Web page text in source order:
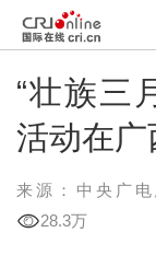
“壮族三
活动在
来源：中央广
28.3万